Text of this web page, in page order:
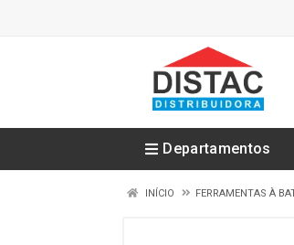
Departamentos
INÍCIO FERRAMENTAS À